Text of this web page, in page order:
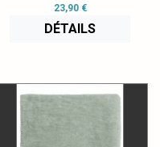
23,90 €
DÉTAILS